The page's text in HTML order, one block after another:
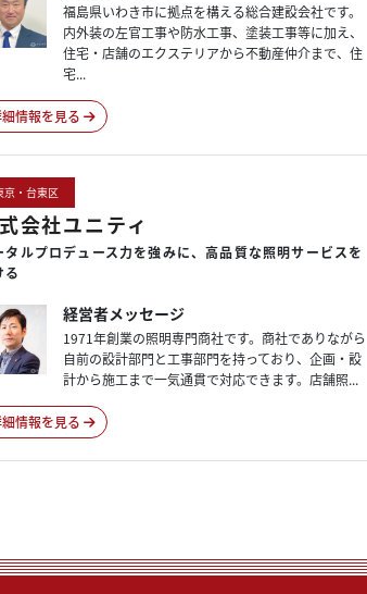
福島県いわき市に拠点を構える総合建設会社です。
内外装の左官工事や防水工事、塗装工事等に加え、
住宅・店舗のエクステリアから不動産仲介まで、住
宅...
情報を見る
京・台東区
会社ユニティ
タルプロデュース力を強みに、高品質な照明サービスを
る
経営者メッセージ
1971年創業の照明専門商社です。商社でありながら
自前の設計部門と工事部門を持っており、企画・設
計から施工まで一気通貫で対応できます。店舗照...
情報を見る